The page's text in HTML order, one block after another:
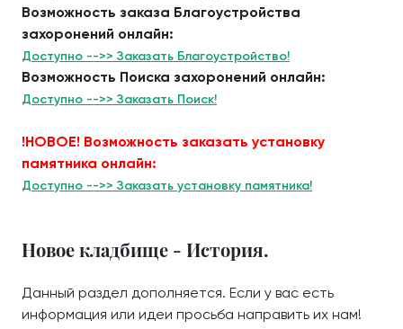
Возможность заказа Благоустройства
захоронений онлайн:
Доступно -->> Заказать Благоустройство!
Возможность Поиска захоронений онлайн:
Доступно -->> Заказать Поиск!
!НОВОЕ! Возможность заказать установку
памятника онлайн:
Доступно -->> Заказать установку памятника!
Новое кладбище - История.
Данный раздел дополняется. Если у вас есть
информация или идеи просьба направить их нам!